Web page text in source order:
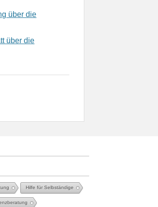
über die
über die
Hilfe für Selbständige